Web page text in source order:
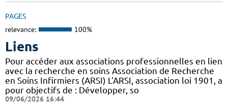
PAGES
relevance: 100%
Liens
Pour accéder aux associations professionnelles en lien
avec la recherche en soins Association de Recherche
en Soins Infirmiers (ARSI) L'ARSI, association loi 1901, a
pour objectifs de : Développer, so
09/06/2026 16:44